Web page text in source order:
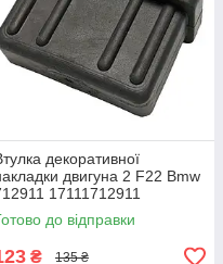
декоративної
двигуна 2 F22 Bmw
17111712911
до відправки
₴ 135 ₴